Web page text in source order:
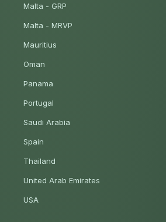
Malta - GRP
Malta - MRVP
Mauritius
Oman
Panama
Portugal
Saudi Arabia
Spain
Thailand
United Arab Emirates
USA